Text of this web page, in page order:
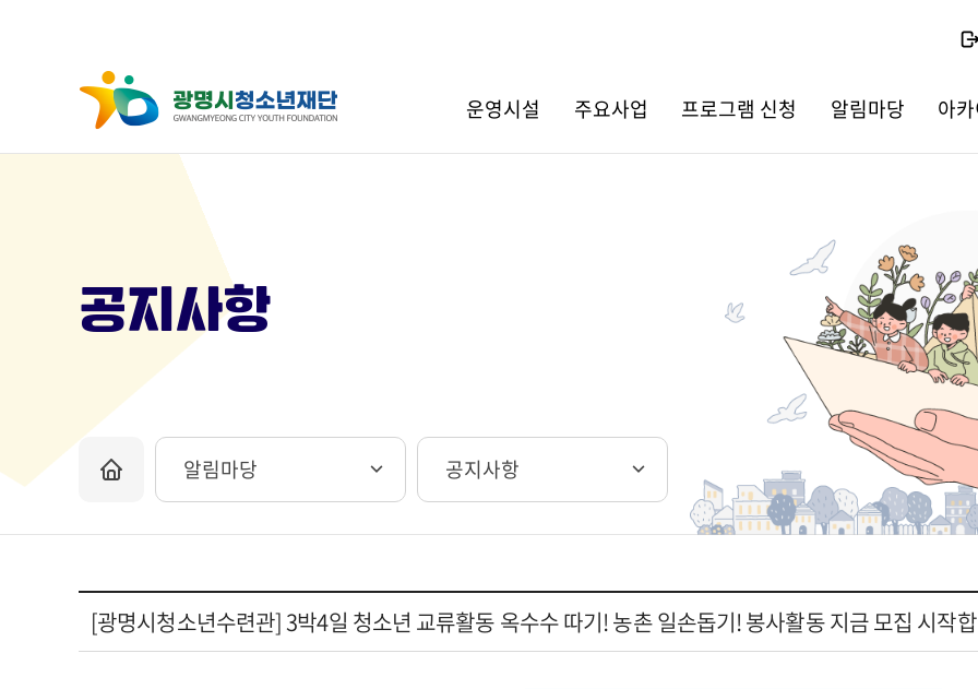
운영시설 주요사업 프로그램 신청 알림마당 아
공지사항
알림마당 공지사항
[광명시청소년수련관] 3박4일 청소년 교류활동 옥수수 따기! 농촌 일손돕기! 봉사활동 지금 모집 시작